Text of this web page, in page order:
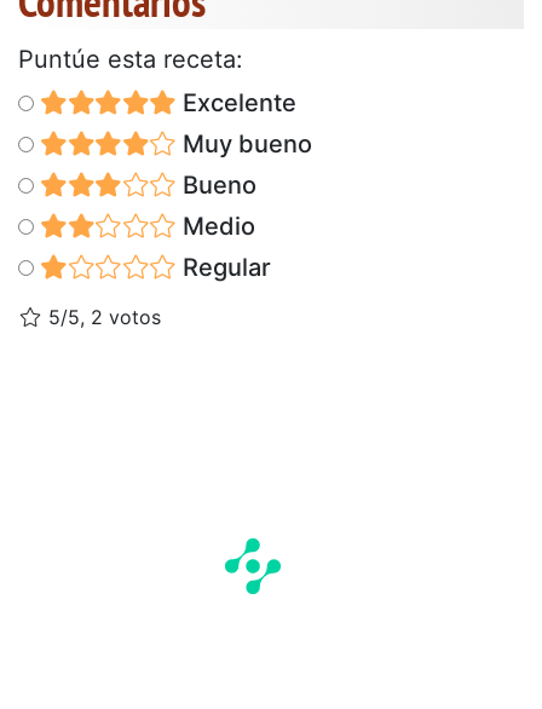
Puntúe esta receta:
Excelente
Muy bueno
Bueno
Medio
Regular
5/5, 2 votos